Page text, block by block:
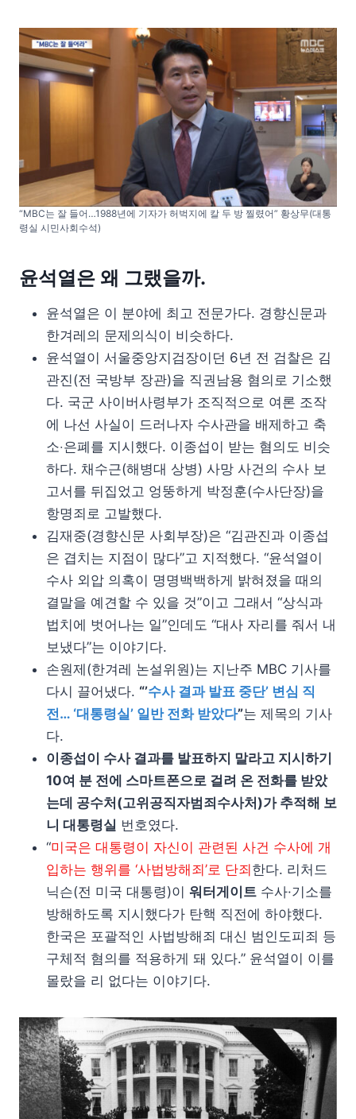
“MBC는 잘 들어…1988년에 기자가 허벅지에 칼 두 방 찔렸어” 황상무(대통
령실 시민사회수석)
윤석열은 왜 그랬을까.
윤석열은 이 분야에 최고 전문가다. 경향신문과
한겨레의 문제의식이 비슷하다.
윤석열이 서울중앙지검장이던 6년 전 검찰은 김
관진(전 국방부 장관)을 직권남용 혐의로 기소했
다. 국군 사이버사령부가 조직적으로 여론 조작
에 나선 사실이 드러나자 수사관을 배제하고 축
소‧은폐를 지시했다. 이종섭이 받는 혐의도 비슷
하다. 채수근(해병대 상병) 사망 사건의 수사 보
고서를 뒤집었고 엉뚱하게 박정훈(수사단장)을
항명죄로 고발했다.
김재중(경향신문 사회부장)은 “김관진과 이종섭
은 겹치는 지점이 많다”고 지적했다. “윤석열이
수사 외압 의혹이 명명백백하게 밝혀졌을 때의
결말을 예견할 수 있을 것”이고 그래서 “상식과
법치에 벗어나는 일”인데도 “대사 자리를 줘서 내
보냈다”는 이야기다.
손원제(한겨레 논설위원)는 지난주 MBC 기사를
다시 끌어냈다. “’수사 결과 발표 중단’ 변심 직
전… ‘대통령실’ 일반 전화 받았다”는 제목의 기사
다.
이종섭이 수사 결과를 발표하지 말라고 지시하기
10여 분 전에 스마트폰으로 걸려 온 전화를 받았
는데 공수처(고위공직자범죄수사처)가 추적해 보
니 대통령실 번호였다.
“미국은 대통령이 자신이 관련된 사건 수사에 개
입하는 행위를 ‘사법방해죄’로 단죄한다. 리처드
닉슨(전 미국 대통령)이 워터게이트 수사·기소를
방해하도록 지시했다가 탄핵 직전에 하야했다.
한국은 포괄적인 사법방해죄 대신 범인도피죄 등
구체적 혐의를 적용하게 돼 있다.” 윤석열이 이를
몰랐을 리 없다는 이야기다.